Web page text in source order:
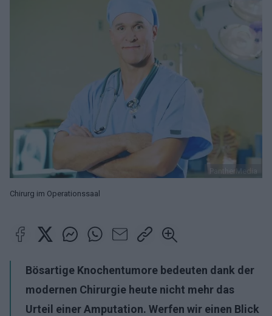
PantherMedia
Chirurg im Operationssaal
Bösartige Knochentumore bedeuten dank der
modernen Chirurgie heute nicht mehr das
Urteil einer Amputation. Werfen wir einen Blick